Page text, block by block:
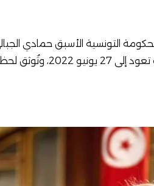
التونسية الأسبق حمادي
صندوق التقاعد أو دورة